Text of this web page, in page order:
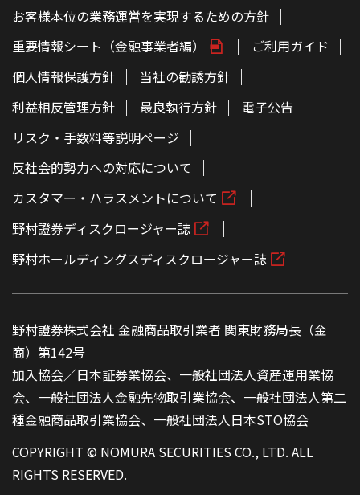
お客様本位の業務運営を実現するための方針
重要情報シート（金融事業者編）
ご利用ガイド
個人情報保護方針
当社の勧誘方針
利益相反管理方針
最良執行方針
電子公告
リスク・手数料等説明ページ
反社会的勢力への対応について
カスタマー・ハラスメントについて
野村證券ディスクロージャー誌
野村ホールディングスディスクロージャー誌
野村證券株式会社 金融商品取引業者 関東財務局長（金
商）第142号
加入協会／日本証券業協会、一般社団法人資産運用業協
会、一般社団法人金融先物取引業協会、一般社団法人第二
種金融商品取引業協会、一般社団法人日本STO協会
COPYRIGHT © NOMURA SECURITIES CO., LTD. ALL
RIGHTS RESERVED.